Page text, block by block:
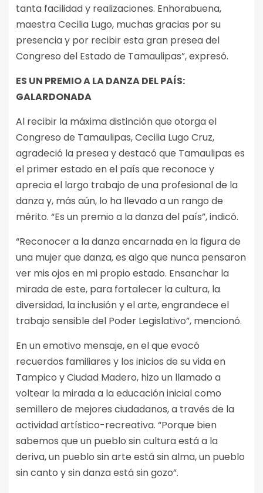
tanta facilidad y realizaciones. Enhorabuena,
maestra Cecilia Lugo, muchas gracias por su
presencia y por recibir esta gran presea del
Congreso del Estado de Tamaulipas”, expresó.
ES UN PREMIO A LA DANZA DEL PAÍS:
GALARDONADA
Al recibir la máxima distinción que otorga el
Congreso de Tamaulipas, Cecilia Lugo Cruz,
agradeció la presea y destacó que Tamaulipas es
el primer estado en el país que reconoce y
aprecia el largo trabajo de una profesional de la
danza y, más aún, lo ha llevado a un rango de
mérito. “Es un premio a la danza del país”, indicó.
“Reconocer a la danza encarnada en la figura de
una mujer que danza, es algo que nunca pensaron
ver mis ojos en mi propio estado. Ensanchar la
mirada de este, para fortalecer la cultura, la
diversidad, la inclusión y el arte, engrandece el
trabajo sensible del Poder Legislativo”, mencionó.
En un emotivo mensaje, en el que evocó
recuerdos familiares y los inicios de su vida en
Tampico y Ciudad Madero, hizo un llamado a
voltear la mirada a la educación inicial como
semillero de mejores ciudadanos, a través de la
actividad artístico-recreativa. “Porque bien
sabemos que un pueblo sin cultura está a la
deriva, un pueblo sin arte está sin alma, un pueblo
sin canto y sin danza está sin gozo”.